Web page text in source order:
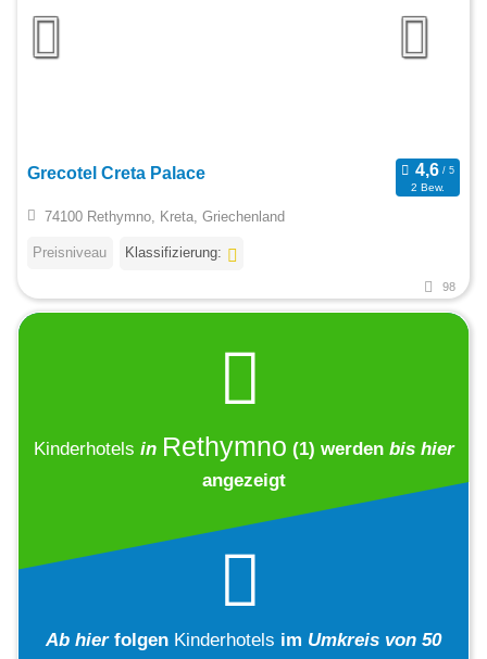
Grecotel Creta Palace
2 Bew.
74100 Rethymno, Kreta, Griechenland
Preisniveau Klassifizierung:
98
Kinderhotels in Rethymno (1) werden bis hier
angezeigt
Ab hier folgen Kinderhotels im Umkreis von 50